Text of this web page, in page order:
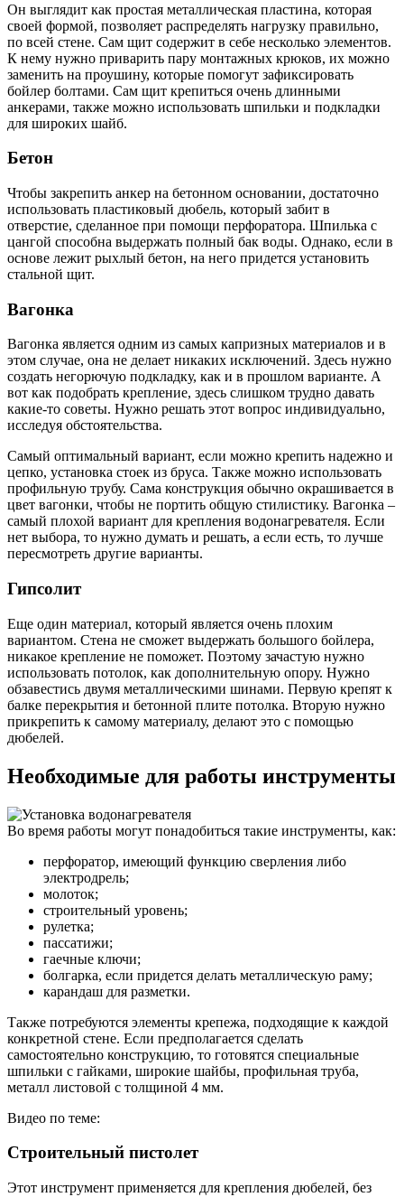
Он выглядит как простая металлическая пластина, которая
своей формой, позволяет распределять нагрузку правильно,
по всей стене. Сам щит содержит в себе несколько элементов.
К нему нужно приварить пару монтажных крюков, их можно
заменить на проушину, которые помогут зафиксировать
бойлер болтами. Сам щит крепиться очень длинными
анкерами, также можно использовать шпильки и подкладки
для широких шайб.
Бетон
Чтобы закрепить анкер на бетонном основании, достаточно
использовать пластиковый дюбель, который забит в
отверстие, сделанное при помощи перфоратора. Шпилька с
цангой способна выдержать полный бак воды. Однако, если в
основе лежит рыхлый бетон, на него придется установить
стальной щит.
Вагонка
Вагонка является одним из самых капризных материалов и в
этом случае, она не делает никаких исключений. Здесь нужно
создать негорючую подкладку, как и в прошлом варианте. А
вот как подобрать крепление, здесь слишком трудно давать
какие-то советы. Нужно решать этот вопрос индивидуально,
исследуя обстоятельства.
Самый оптимальный вариант, если можно крепить надежно и
цепко, установка стоек из бруса. Также можно использовать
профильную трубу. Сама конструкция обычно окрашивается в
цвет вагонки, чтобы не портить общую стилистику. Вагонка –
самый плохой вариант для крепления водонагревателя. Если
нет выбора, то нужно думать и решать, а если есть, то лучше
пересмотреть другие варианты.
Гипсолит
Еще один материал, который является очень плохим
вариантом. Стена не сможет выдержать большого бойлера,
никакое крепление не поможет. Поэтому зачастую нужно
использовать потолок, как дополнительную опору. Нужно
обзавестись двумя металлическими шинами. Первую крепят к
балке перекрытия и бетонной плите потолка. Вторую нужно
прикрепить к самому материалу, делают это с помощью
дюбелей.
Необходимые для работы инструменты
Во время работы могут понадобиться такие инструменты, как:
перфоратор, имеющий функцию сверления либо
электродрель;
молоток;
строительный уровень;
рулетка;
пассатижи;
гаечные ключи;
болгарка, если придется делать металлическую раму;
карандаш для разметки.
Также потребуются элементы крепежа, подходящие к каждой
конкретной стене. Если предполагается сделать
самостоятельно конструкцию, то готовятся специальные
шпильки с гайками, широкие шайбы, профильная труба,
металл листовой с толщиной 4 мм.
Видео по теме:
Строительный пистолет
Этот инструмент применяется для крепления дюбелей, без